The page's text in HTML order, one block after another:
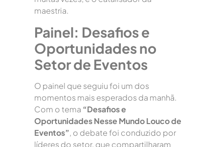
maestria.
Painel: Desafios e
Oportunidades no
Setor de Eventos
O painel que seguiu foi um dos
momentos mais esperados da manhã.
Com o tema “Desafios e
Oportunidades Nesse Mundo Louco de
Eventos”, o debate foi conduzido por
líderes do setor, que compartilharam